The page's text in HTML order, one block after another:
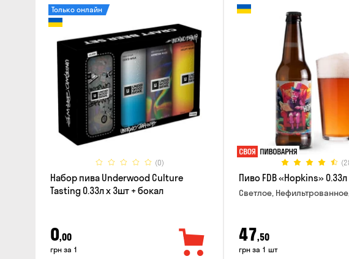
(0)
Только онлайн
Набор пива Underwood Culture
Tasting 0.33л x 3шт + бокал
0,00
грн за 1
Пиво FDB «Hopkins» 0.33л
Светлое,
47,50
грн за 1 шт